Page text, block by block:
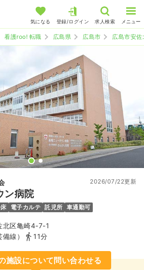
気になる 登録/ログイン 求人検索 メニュー
看護roo! 転職 広島県 広島市 広島市安佐
ン病院
2026/07/22更新
電子カルテ 託児所 車通勤可
北区亀崎4-7-1
線）
11分
施設について問い合わせる